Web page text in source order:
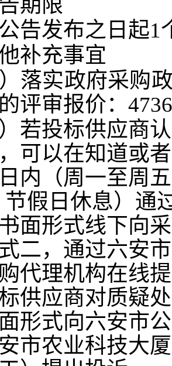
期限
告发布之日起1
补充事宜
落实政府采购
评审报价：
）若投标供应商
可以在知道或
内（周一至周
节假日休息）通
面形式线下向
二，通过六安
代理机构在线
供应商对质疑
形式向六安市
市农业科技大